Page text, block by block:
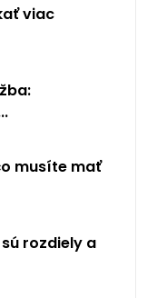
viac
musíte mať
rozdiely a